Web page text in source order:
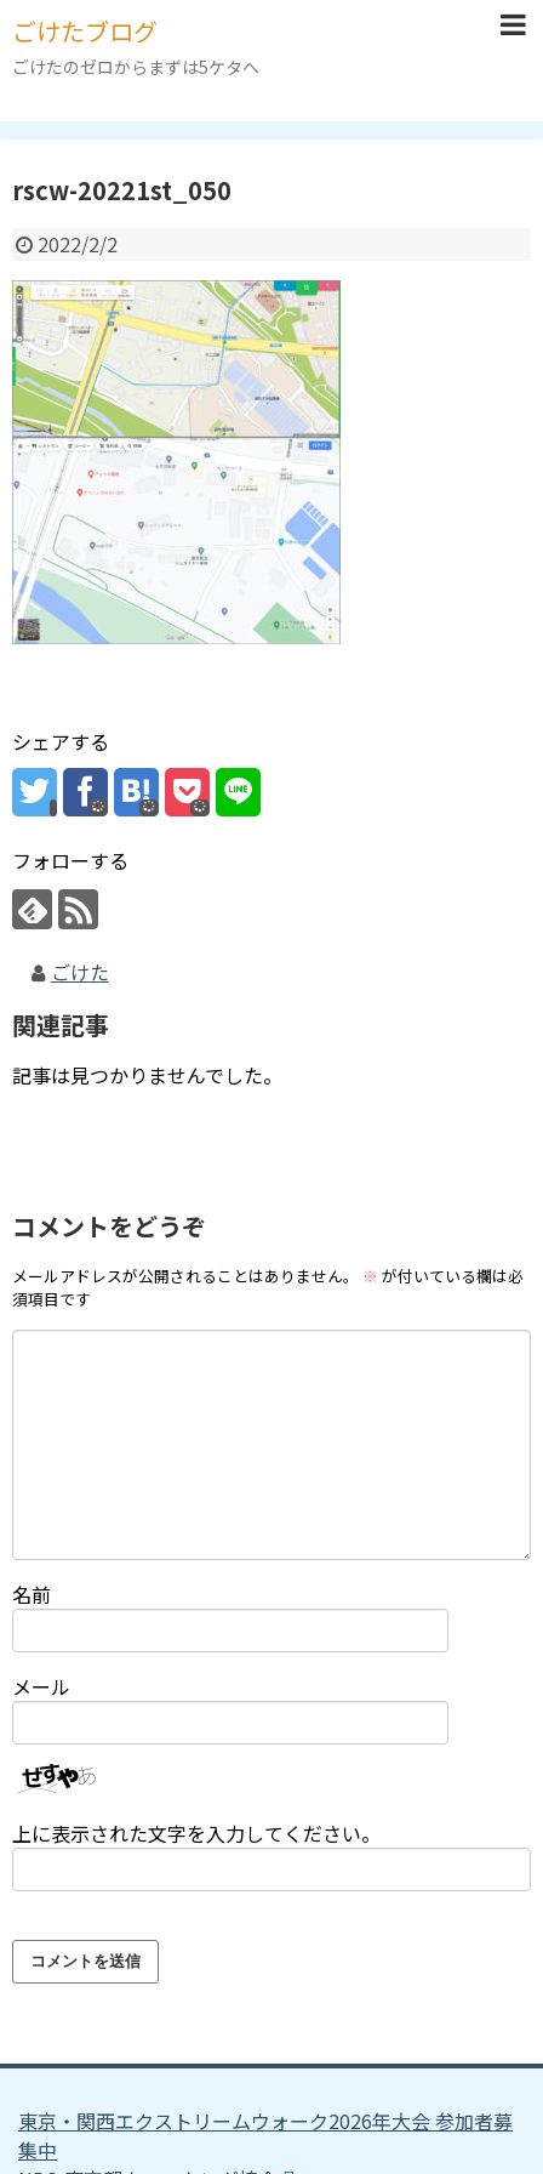
ごけたブログ
ごけたのゼロからまずは5ケタへ
rscw-20221st_050
2022/2/2
シェアする
フォローする
ごけた
関連記事
記事は見つかりませんでした。
コメントをどうぞ
メールアドレスが公開されることはありません。 ※ が付いている欄は必
須項目です
名前
メール
上に表示された文字を入力してください。
東京・関西エクストリームウォーク2026年大会 参加者募
集中